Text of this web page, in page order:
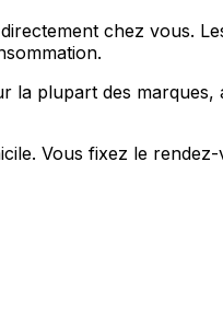
chez vous.
plupart des
Vous fixez le